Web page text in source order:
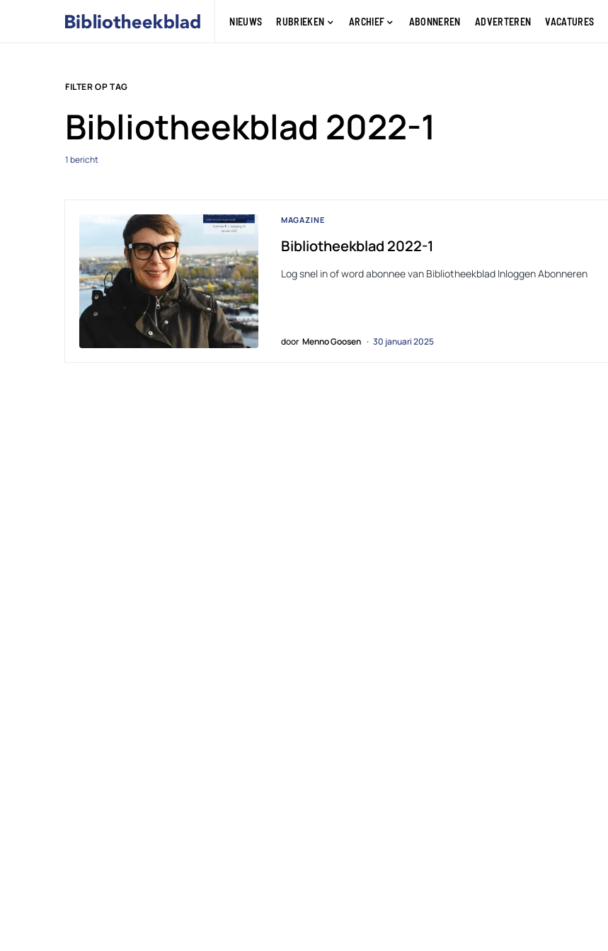
NIEUWS RUBRIEKEN ARCHIEF ABONNEREN ADVERTEREN VACATURES
FILTER OP TAG
Bibliotheekblad 2022-1
1 bericht
MAGAZINE
Bibliotheekblad 2022-1
Log snel in of word abonnee van Bibliotheekblad Inloggen Abonneren
door Menno Goosen 30 januari 2025